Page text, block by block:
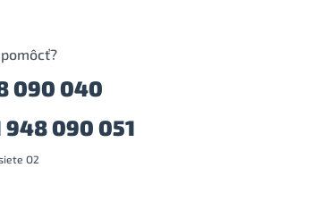
090 040
948 090 051
O2